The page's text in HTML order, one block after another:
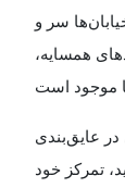
سر و
همسایه،
موجود است
در عایق‌بندی
تمرکز خود